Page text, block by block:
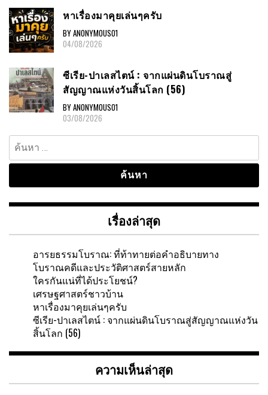
หาเรื่องมาคุยเล่นๆครับ
BY ANONYMOUS01
04/08/2026
ซีเรีย-ปาเลสไตน์ : จากแผ่นดินโบราณสู่
สัญญาณแห่งวันสิ้นโลก (56)
BY ANONYMOUS01
03/08/2026
ค้นหา
สำหรับ:
เรื่องล่าสุด
อารยธรรมโบราณ: ที่ท้าทายต่อคำอธิบายทาง
โบราณคดีและประวัติศาสตร์สายหลัก
ใครกันแน่ที่ได้ประโยชน์?
เศรษฐศาสตร์ชาวบ้าน
หาเรื่องมาคุยเล่นๆครับ
ซีเรีย-ปาเลสไตน์ : จากแผ่นดินโบราณสู่สัญญาณแห่งวัน
สิ้นโลก (56)
ความเห็นล่าสุด